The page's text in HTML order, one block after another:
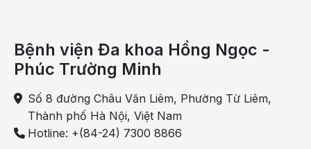
Người bệnh có cảm giác chán ăn bất thường do
người mệt, không có sức. Tình trạng này xảy đến
khiến hệ miễn dịch đang bị suy yếu. Chán ăn thường
xuyên lại càng khiến bệnh trầm trọng hơn.
Các biểu hiện tràn dịch màng phổi như trên thường
Bệnh viện Đa khoa Hồng Ngọc -
Phúc Trường Minh
Số 8 đường Châu Văn Liêm, Phường Từ Liêm,
Thành phố Hà Nội, Việt Nam
Hotline: +(84-24) 7300 8866